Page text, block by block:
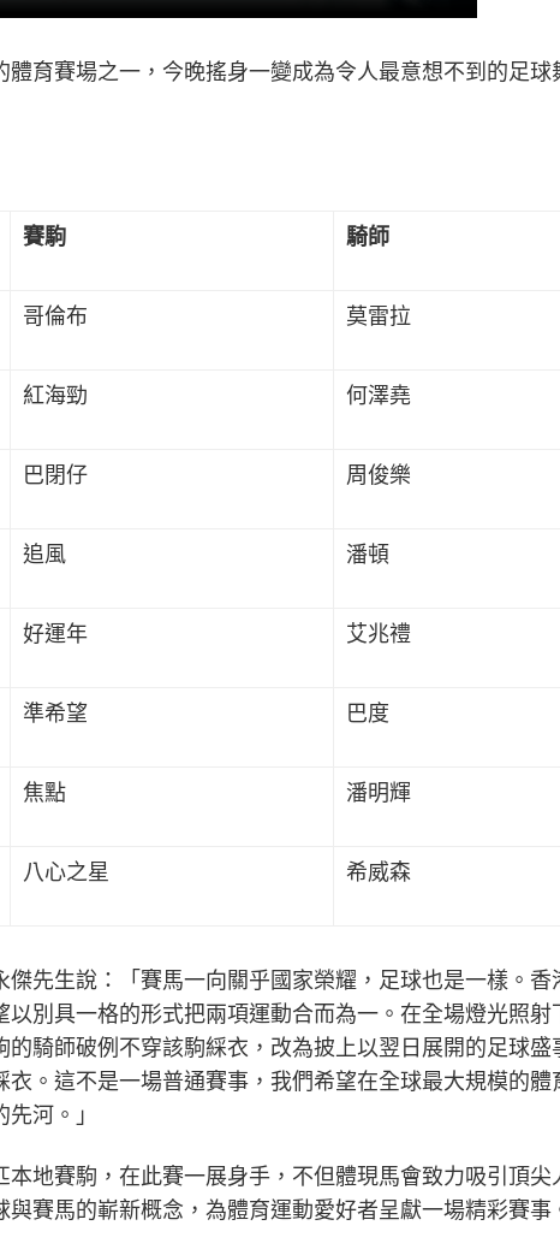
育賽場之一，今晚搖身一變成為令人最意想不到的足球
賽駒 騎師
哥倫布 莫雷拉
紅海勁 何澤堯
巴閉仔 周俊樂
追風 潘頓
好運年 艾兆禮
準希望 巴度
焦點 潘明輝
八心之星 希威森
先生說：「賽馬一向關乎國家榮耀，足球也是一樣。香
別具一格的形式把兩項運動合而為一。在全場燈光照射
騎師破例不穿該駒綵衣，改為披上以翌日展開的足球盛
。這不是一場普通賽事，我們希望在全球最大規模的體
河。」
地賽駒，在此賽一展身手，不但體現馬會致力吸引頂尖
賽馬的嶄新概念，為體育運動愛好者呈獻一場精彩賽事